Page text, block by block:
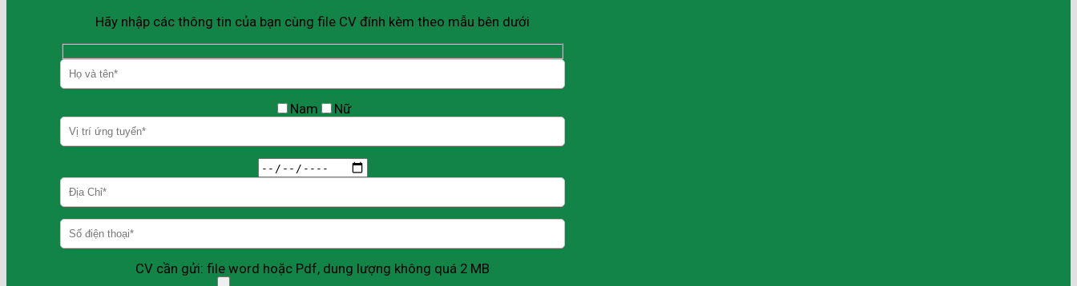
Hãy nhập các thông tin của bạn cùng file CV đính kèm theo mẫu bên dưới
Nam Nữ
CV cần gửi: file word hoặc Pdf, dung lượng không quá 2 MB